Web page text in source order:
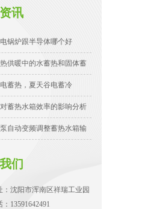
讯
锅炉跟半导体哪个好
热供暖中的水蓄热和固体蓄
蓄热，夏天谷电蓄冷
对蓄热水箱效率的影响分析
泵自动变频调整蓄热水箱输
们
：沈阳市浑南区祥瑞工业园
13591642491